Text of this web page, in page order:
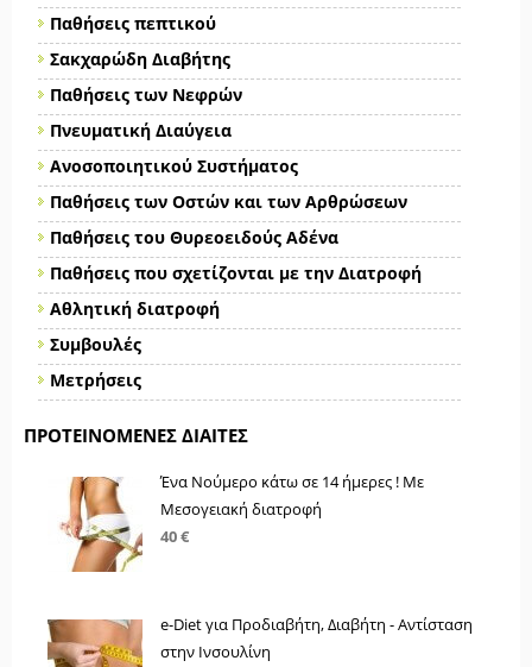
Παθήσεις πεπτικού
Σακχαρώδη Διαβήτης
Παθήσεις των Νεφρών
Πνευματική Διαύγεια
Ανοσοποιητικού Συστήματος
Παθήσεις των Οστών και των Αρθρώσεων
Παθήσεις του Θυρεοειδούς Αδένα
Παθήσεις που σχετίζονται με την Διατροφή
Αθλητική διατροφή
Συμβουλές
Μετρήσεις
ΠΡΟΤΕΙΝΌΜΕΝΕΣ ΔΊΑΙΤΕΣ
Ένα Νούμερο κάτω σε 14 ήμερες ! Με
Μεσογειακή διατροφή
40 €
e-Diet για Προδιαβήτη, Διαβήτη - Αντίσταση
στην Ινσουλίνη